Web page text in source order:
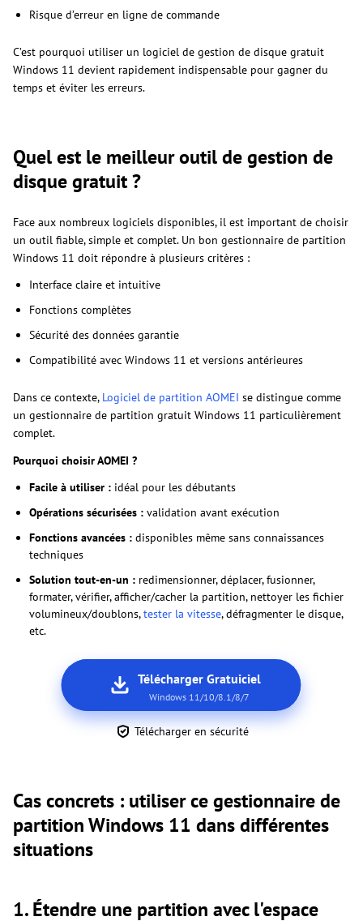
Risque d’erreur en ligne de commande
C’est pourquoi utiliser un logiciel de gestion de disque gratuit
Windows 11 devient rapidement indispensable pour gagner du
temps et éviter les erreurs.
Quel est le meilleur outil de gestion de
disque gratuit ?
Face aux nombreux logiciels disponibles, il est important de choisir
un outil fiable, simple et complet. Un bon gestionnaire de partition
Windows 11 doit répondre à plusieurs critères :
Interface claire et intuitive
Fonctions complètes
Sécurité des données garantie
Compatibilité avec Windows 11 et versions antérieures
Dans ce contexte, Logiciel de partition AOMEI se distingue comme
un gestionnaire de partition gratuit Windows 11 particulièrement
complet.
Pourquoi choisir AOMEI ?
Facile à utiliser : idéal pour les débutants
Opérations sécurisées : validation avant exécution
Fonctions avancées : disponibles même sans connaissances
techniques
Solution tout-en-un : redimensionner, déplacer, fusionner,
formater, vérifier, afficher/cacher la partition, nettoyer les fichier
volumineux/doublons,tester la vitesse, défragmenter le disque,
etc.
Télécharger Gratuiciel
Windows 11/10/8.1/8/7
Télécharger en sécurité
Cas concrets : utiliser ce gestionnaire de
partition Windows 11 dans différentes
situations
1. Étendre une partition avec l'espace